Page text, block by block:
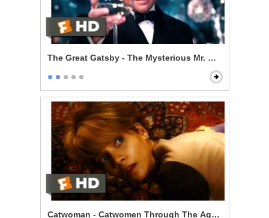
The Great Gatsby - The Mysterious Mr. Gatsby
Catwoman - Catwomen Through The Ages Scene